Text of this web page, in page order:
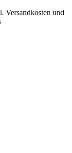
Versandkosten und